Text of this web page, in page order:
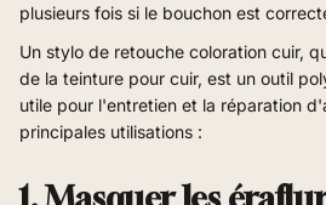
plusieurs fois si le bouchon est
Un stylo de retouche coloration cuir,
de la teinture pour cuir, est un outil
utile pour l'entretien et la réparation
principales utilisations :